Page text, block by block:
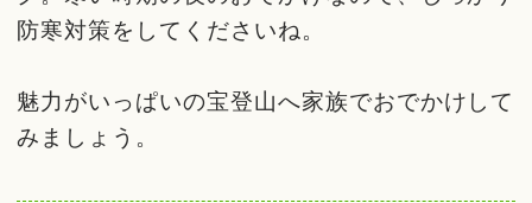
防寒対策をしてくださいね。
魅力がいっぱいの宝登山へ家族でおでかけして
みましょう。